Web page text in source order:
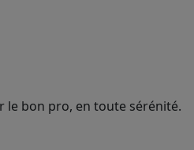
le bon pro, en toute sérénité.